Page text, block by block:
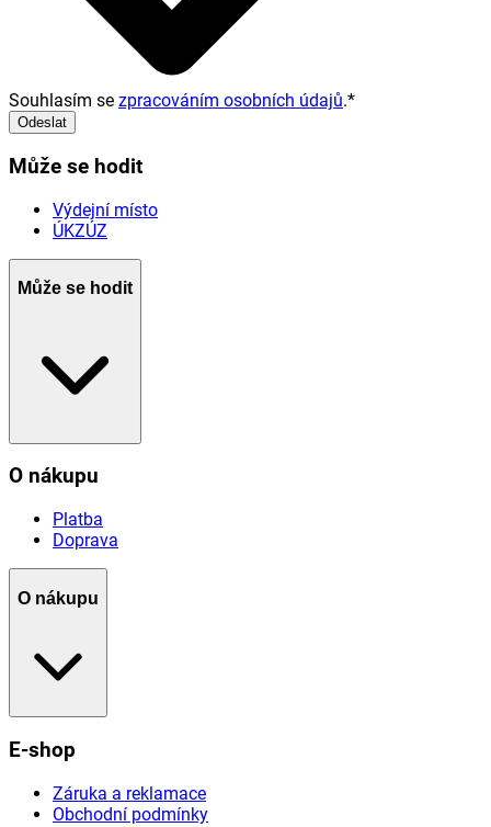
Souhlasím se zpracováním osobních údajů.*
Odeslat
Může se hodit
Výdejní místo
ÚKZÚZ
Může se hodit
O nákupu
Platba
Doprava
O nákupu
E-shop
Záruka a reklamace
Obchodní podmínky